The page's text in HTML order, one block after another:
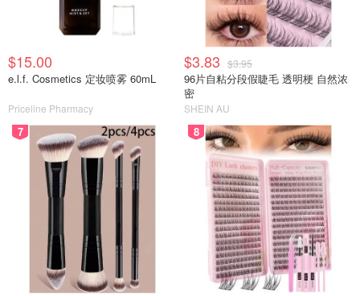
$15.00
e.l.f. Cosmetics 定妆喷雾 60mL
Priceline Pharmacy
$3.83 $3.95
96片自粘分段假睫毛 透明梗 自然浓
密
SHEIN AU
7 8